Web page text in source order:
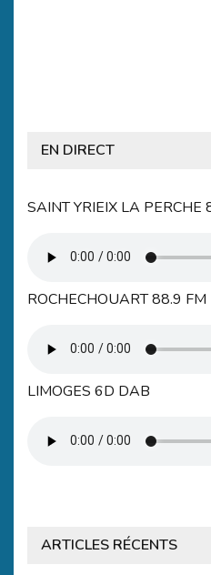
EN DIRECT
SAINT YRIEIX LA PERCHE
ROCHECHOUART 88.9 FM
LIMOGES 6D DAB
ARTICLES RÉCENTS